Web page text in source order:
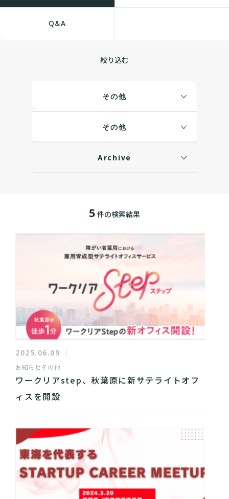
Q&A
絞り込む
その他
その他
Archive
5 件の検索結果
2025.06.09
お知らせその他
ワークリアstep、秋葉原に新サテライトオフ
ィスを開設